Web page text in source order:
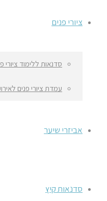
ציורי פנים
סדנאות ללימוד ציורי
עמדת ציורי פנים
אביזרי שיער
סדנאות קיץ